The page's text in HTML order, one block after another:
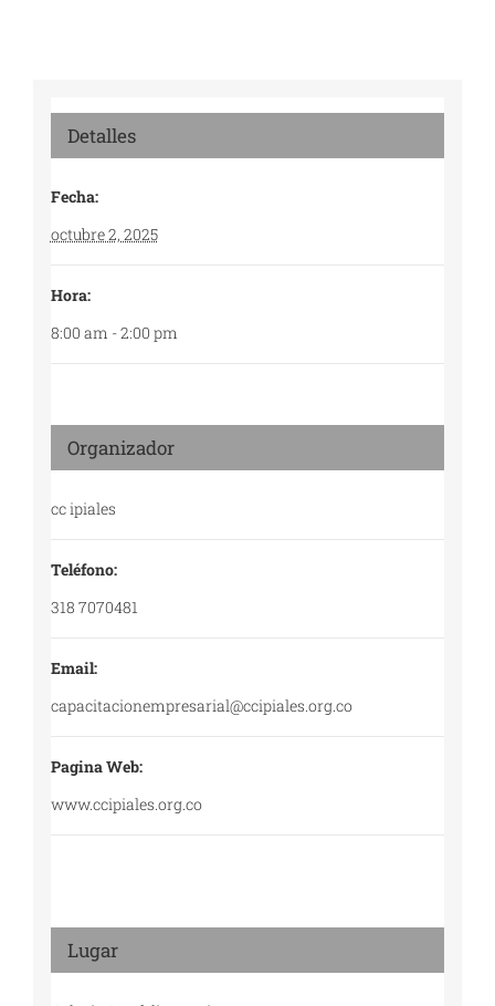
Detalles
Fecha:
octubre 2, 2025
Hora:
8:00 am - 2:00 pm
Organizador
cc ipiales
Teléfono:
318 7070481
Email:
capacitacionempresarial@ccipiales.org.co
Pagina Web:
www.ccipiales.org.co
Lugar